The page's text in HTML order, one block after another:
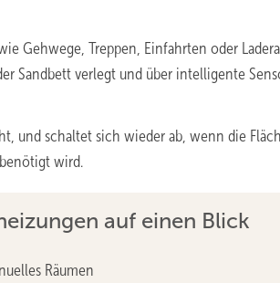
Gehwege, Treppen, Einfahrten oder
Sandbett verlegt und über intelligente
und schaltet sich wieder ab, wenn die
wird.
auf einen Blick
Räumen